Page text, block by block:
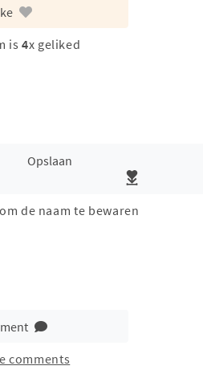
is 4x geliked
Opslaan
de naam te bewaren
comments